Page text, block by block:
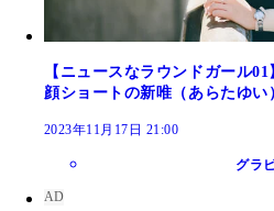
【ニュースなラウンドガール
顔ショートの新唯（あらたゆい
2023年11月17日 21:00
グラ